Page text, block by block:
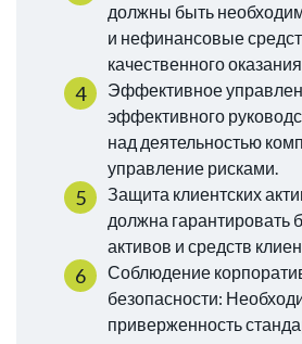
должны быть
и нефинансовые
качественного
Эффективное
эффективного
над деятельностью
управление рисками.
Защита клиентских
должна гарантировать
активов и средств
Соблюдение
безопасности:
приверженность